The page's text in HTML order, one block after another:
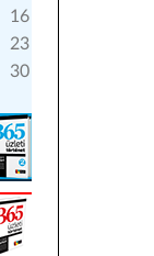
16
23
30